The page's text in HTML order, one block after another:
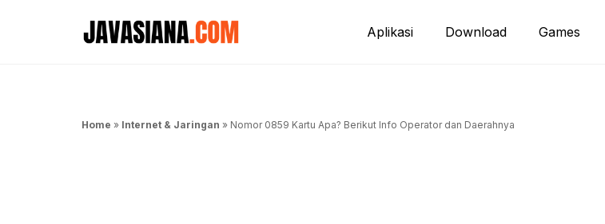
Aplikasi Download Games
Home » Internet & Jaringan » Nomor 0859 Kartu Apa? Berikut Info Operator dan Daerahnya